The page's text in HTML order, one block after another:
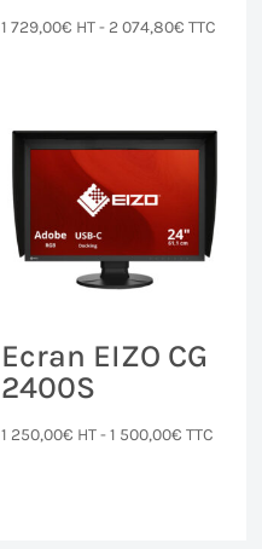
1 729,00€ HT - 2 074,80€ TTC
Ecran EIZO CG
2400S
1 250,00€ HT -1 500,00€ TTC